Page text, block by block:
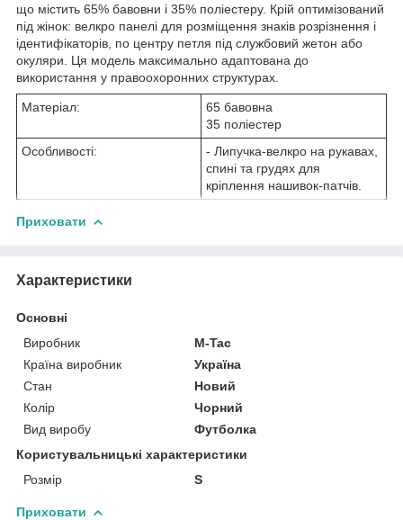
що містить 65% бавовни і 35% поліестеру. Крій оптимізований
під жінок: велкро панелі для розміщення знаків розрізнення і
ідентифікаторів, по центру петля під службовий жетон або
окуляри. Ця модель максимально адаптована до
використання у правоохоронних структурах.
Матеріал:
65 бавовна
35 поліестер
Особливості:
- Липучка-велкро на рукавах,
спині та грудях для
кріплення нашивок-патчів.
Приховати
Характеристики
Основні
Виробник
M-Tac
Країна виробник
Україна
Стан
Новий
Колір
Чорний
Вид виробу
Футболка
Користувальницькі характеристики
Розмір
S
Приховати